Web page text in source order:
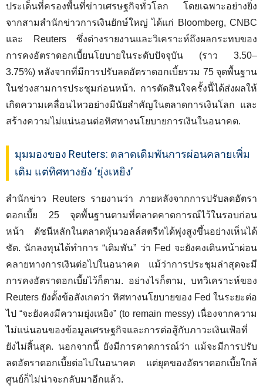
ประเด็นที่ครองพื้นที่ข่าวเศรษฐกิจทั่วโลก โดยเฉพาะอย่างยิ่ง
จากสามสำนักข่าวการเงินยักษ์ใหญ่ ได้แก่ Bloomberg, CNBC
และ Reuters ซึ่งต่างรายงานและวิเคราะห์ถึงผลกระทบของ
การคงอัตราดอกเบี้ยนโยบายในระดับปัจจุบัน (ราว 3.50–
3.75%) หลังจากที่มีการปรับลดอัตราดอกเบี้ยรวม 75 จุดพื้นฐาน
ในช่วงสามการประชุมก่อนหน้า. การตัดสินใจครั้งนี้ได้ส่งผลให้
เกิดความเคลื่อนไหวอย่างมีนัยสำคัญในตลาดการเงินโลก และ
สร้างความไม่แน่นอนต่อทิศทางนโยบายการเงินในอนาคต.
มุมมองของ Reuters: ตลาดเดิมพันการผ่อนคลายเพิ่ม
เติม แต่ทิศทางยัง ‘ยุ่งเหยิง’
สำนักข่าว Reuters รายงานว่า ภายหลังจากการปรับลดอัตรา
ดอกเบี้ย 25 จุดพื้นฐานตามที่ตลาดคาดการณ์ไว้ในรอบก่อน
หน้า ดัชนีหลักในตลาดหุ้นวอลล์สตรีทได้พุ่งสูงขึ้นอย่างเห็นได้
ชัด. นักลงทุนได้ทำการ “เดิมพัน” ว่า Fed จะยังคงเดินหน้าผ่อน
คลายทางการเงินต่อไปในอนาคต แม้ว่าการประชุมล่าสุดจะมี
การคงอัตราดอกเบี้ยไว้ก็ตาม. อย่างไรก็ตาม, บทวิเคราะห์ของ
Reuters ยังตั้งข้อสังเกตว่า ทิศทางนโยบายของ Fed ในระยะต่อ
ไป “จะยังคงมีความยุ่งเหยิง” (to remain messy) เนื่องจากความ
ไม่แน่นอนของข้อมูลเศรษฐกิจและการต่อสู้กับภาวะเงินเฟ้อที่
ยังไม่สิ้นสุด. นอกจากนี้ ยังมีการคาดการณ์ว่า แม้จะมีการปรับ
ลดอัตราดอกเบี้ยต่อไปในอนาคต แต่ยุคของอัตราดอกเบี้ยใกล้
ศูนย์ก็ไม่น่าจะกลับมาอีกแล้ว.